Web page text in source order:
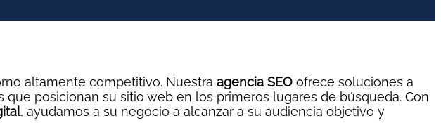
altamente competitivo. Nuestra agencia SEO ofrece soluciones a
posicionan su sitio web en los primeros lugares de búsqueda. Con
, ayudamos a su negocio a alcanzar a su audiencia objetivo y